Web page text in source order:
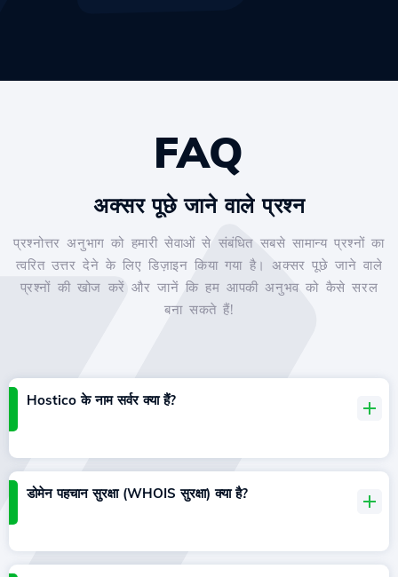
FAQ
अक्सर पूछे जाने वाले प्रश्न
प्रश्नोत्तर अनुभाग को हमारी सेवाओं से संबंधित सबसे सामान्य प्रश्नों का
त्वरित उत्तर देने के लिए डिज़ाइन किया गया है। अक्सर पूछे जाने वाले
प्रश्नों की खोज करें और जानें कि हम आपकी अनुभव को कैसे सरल
बना सकते हैं!
Hostico के नाम सर्वर क्या हैं?
डोमेन पहचान सुरक्षा (WHOIS सुरक्षा) क्या है?